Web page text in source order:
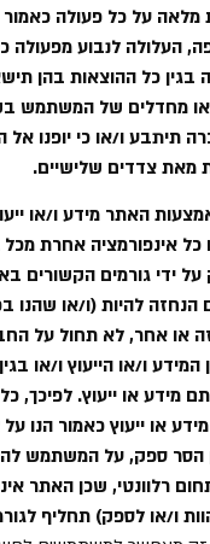
על כל פעולה כאמור
העלולה לנבוע
בגין כל ההוצאות בהן
מחדלים של המשתמש
תיתבע ו/או כי יופנו
מאת צדדים שלישיים.
האתר מידע ו/או
כל אינפורמציה אחרת
ידי גורמים הקשורים
הנחזה להיות (ו/או שהנו
או אחר, לא תחול על
ו/או הייעוץ ו/או
או ייעוץ. לפיכך,
או ייעוץ כאמור הנו
ספק, על המשתמש
רלוונטי, שכן האתר
ו/או לספק) תחליף